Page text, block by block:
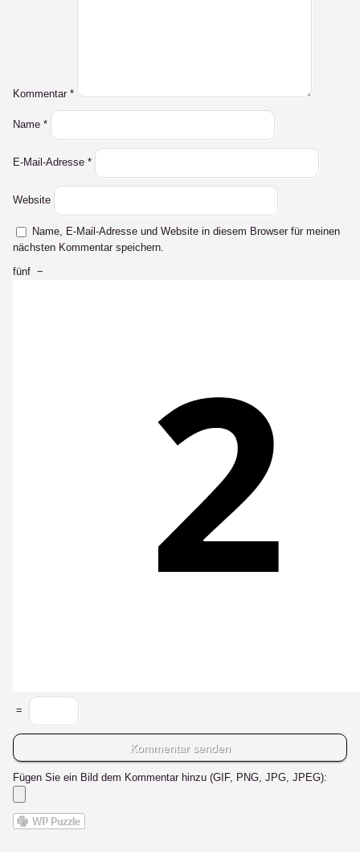
Kommentar *
Name *
E-Mail-Adresse *
Website
Name, E-Mail-Adresse und Website in diesem Browser für meinen
nächsten Kommentar speichern.
fünf −
=
Fügen Sie ein Bild dem Kommentar hinzu (GIF, PNG, JPG, JPEG):